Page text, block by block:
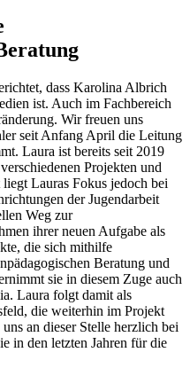
dass Karolina Albrich
ist. Auch im Fachbereich
Wir freuen uns
seit Anfang April die Leitung
Laura ist bereits seit 2019
Projekten und
Lauras Fokus jedoch bei
der Jugendarbeit
Weg zur
ihrer neuen Aufgabe als
die sich mithilfe
Beratung und
sie in diesem Zuge auch
Laura folgt damit als
die weiterhin im Projekt
an dieser Stelle herzlich bei
in den letzten Jahren für die